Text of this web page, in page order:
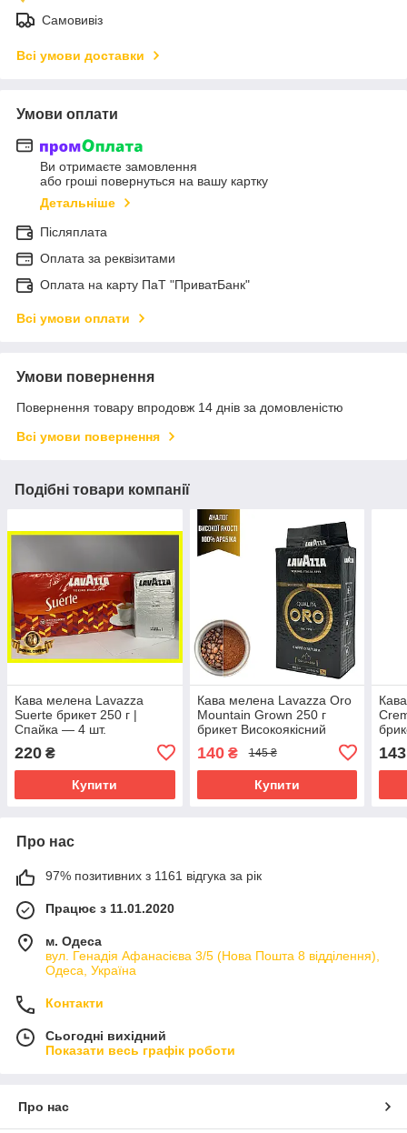
Самовивіз
Всі умови доставки
Умови оплати
Ви отримаєте замовлення
або гроші повернуться на вашу картку
Детальніше
Післяплата
Оплата за реквізитами
Оплата на карту ПаТ "ПриватБанк"
Всі умови оплати
Умови повернення
Повернення товару впродовж 14 днів за домовленістю
Всі умови повернення
Подібні товари компанії
Кава мелена Lavazza
Suerte брикет 250 г |
Спайка — 4 шт.
220 ₴
Купити
Кава мелена Lavazza Oro
Mountain Grown 250 г
брикет Високоякісний
140₴ 145 ₴
Купити
143
Про нас
97% позитивних з 1161 відгука за рік
Працює з 11.01.2020
м. Одеса
вул. Генадія Афанасієва 3/5 (Нова Пошта 8 відділення),
Одеса, Україна
Контакти
Сьогодні вихідний
Показати весь графік роботи
Про нас